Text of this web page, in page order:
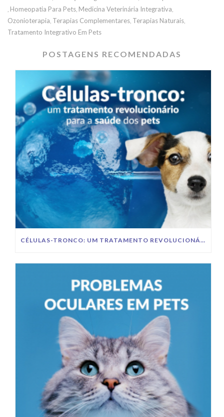
, Homeopatia Para Pets, Medicina Veterinária Integrativa,
Ozonioterapia, Terapias Complementares, Terapias Naturais,
Tratamento Integrativo Em Pets
POSTAGENS RECOMENDADAS
CÉLULAS-TRONCO: UM TRATAMENTO REVOLUCIONÁRIO PARA A SAÚDE DOS PETS